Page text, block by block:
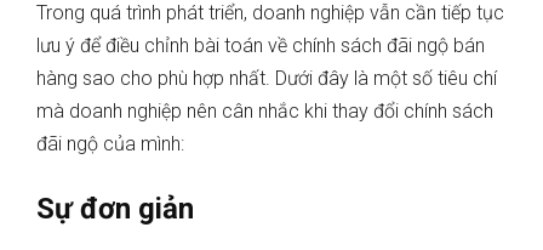
Trong quá trình phát triển, doanh nghiệp vẫn cần tiếp tục
lưu ý để điều chỉnh bài toán về chính sách đãi ngộ bán
hàng sao cho phù hợp nhất. Dưới đây là một số tiêu chí
mà doanh nghiệp nên cân nhắc khi thay đổi chính sách
đãi ngộ của mình:
Sự đơn giản